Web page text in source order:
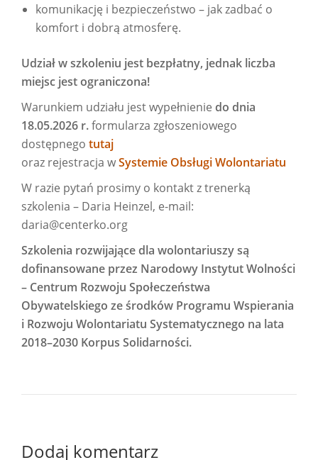
komunikację i bezpieczeństwo – jak zadbać o
komfort i dobrą atmosferę.
Udział w szkoleniu jest bezpłatny, jednak liczba
miejsc jest ograniczona!
Warunkiem udziału jest wypełnienie do dnia
18.05.2026 r.formularza zgłoszeniowego
dostępnego tutaj
oraz rejestracja wSystemie Obsługi Wolontariatu
W razie pytań prosimy o kontakt z trenerką
szkolenia – Daria Heinzel, e-mail:
daria@centerko.org
Szkolenia rozwijające dla wolontariuszy są
dofinansowane przez Narodowy Instytut Wolności
– Centrum Rozwoju Społeczeństwa
Obywatelskiego ze środków Programu Wspierania
i Rozwoju Wolontariatu Systematycznego na lata
2018–2030 Korpus Solidarności.
Dodaj komentarz